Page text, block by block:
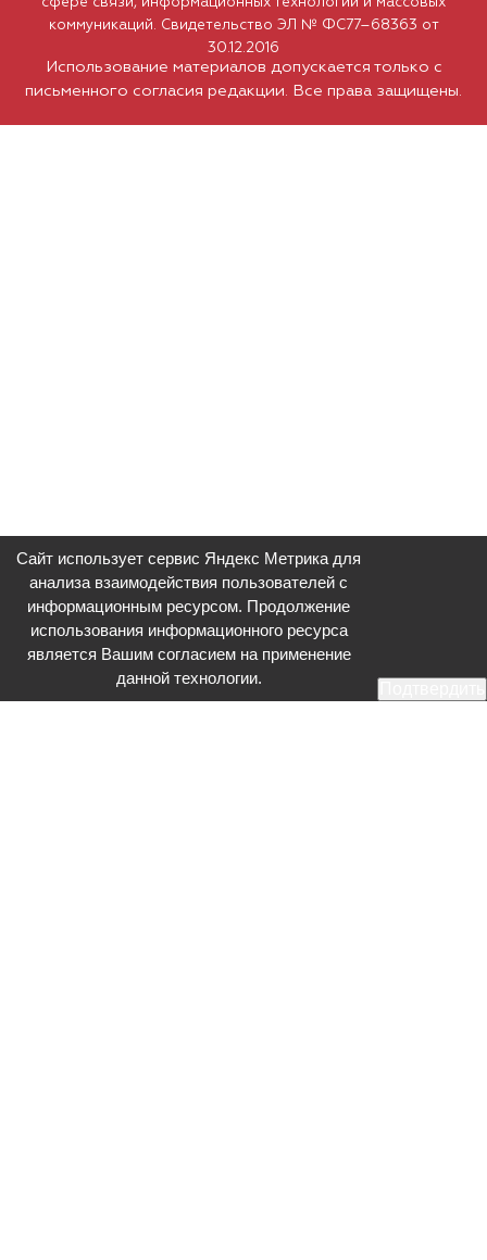
Использование материалов допускается только с
письменного согласия редакции. Все права защищены.
сфере связи, информационных технологий и массовых
коммуникаций. Свидетельство ЭЛ № ФС77–68363 от
30.12.2016
Сайт использует сервис Яндекс Метрика для
анализа взаимодействия пользователей с
информационным ресурсом. Продолжение
использования информационного ресурса
является Вашим согласием на применение
данной технологии.